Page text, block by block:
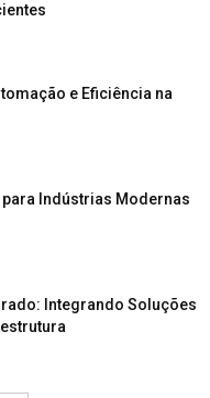
e Eficiência na
Indústrias Modernas
Integrando Soluções